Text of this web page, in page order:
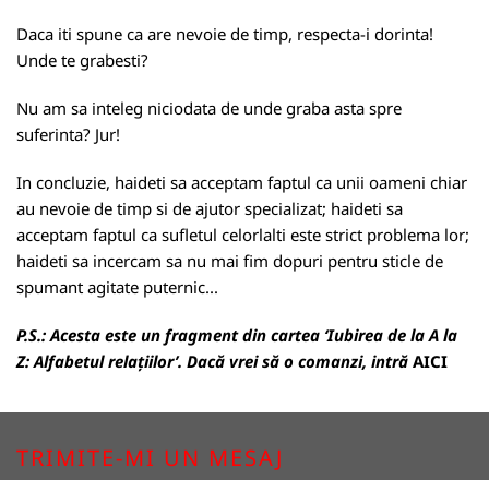
Daca iti spune ca are nevoie de timp, respecta-i dorinta!
Unde te grabesti?
Nu am sa inteleg niciodata de unde graba asta spre
suferinta? Jur!
In concluzie, haideti sa acceptam faptul ca unii oameni chiar
au nevoie de timp si de ajutor specializat; haideti sa
acceptam faptul ca sufletul celorlalti este strict problema lor;
haideti sa incercam sa nu mai fim dopuri pentru sticle de
spumant agitate puternic...
P.S.: Acesta este un fragment din cartea ‘Iubirea de la A la
Z: Alfabetul relațiilor’. Dacă vrei să o comanzi, intră AICI
TRIMITE-MI UN MESAJ